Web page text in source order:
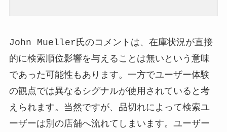
John Mueller氏のコメントは、在庫状況が直接
的に検索順位影響を与えることは無いという意味
であった可能性もあります。一方でユーザー体験
の観点では異なるシグナルが使用されていると考
えられます。当然ですが、品切れによって検索ユ
ーザーは別の店舗へ流れてしまいます。ユーザー